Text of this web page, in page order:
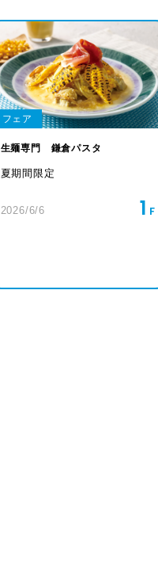
フェア
生麺専門 鎌倉パスタ
夏期間限定
2026/6/6 1